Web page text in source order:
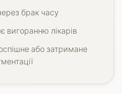
брак часу
вигоранню лікарів
або затримане